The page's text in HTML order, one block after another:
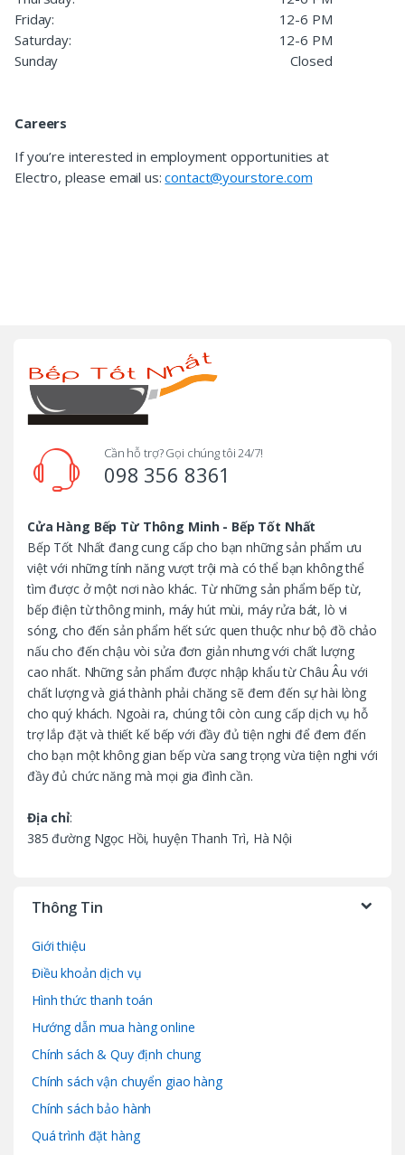
Friday:
12-6 PM
Saturday:
12-6 PM
Sunday
Closed
Careers
If you’re interested in employment opportunities at
Electro, please email us:contact@yourstore.com
Cần hỗ trợ? Gọi chúng tôi 24/7!
098 356 8361
Cửa Hàng Bếp Từ Thông Minh - Bếp Tốt Nhất
Bếp Tốt Nhất đang cung cấp cho bạn những sản phẩm ưu
việt với những tính năng vượt trội mà có thể bạn không thể
tìm được ở một nơi nào khác. Từ những sản phẩm bếp từ,
bếp điện từ thông minh, máy hút mùi, máy rửa bát, lò vi
sóng, cho đến sản phẩm hết sức quen thuộc như bộ đồ chảo
nấu cho đến chậu vòi sửa đơn giản nhưng với chất lượng
cao nhất. Những sản phẩm được nhập khẩu từ Châu Âu với
chất lượng và giá thành phải chăng sẽ đem đến sự hài lòng
cho quý khách. Ngoài ra, chúng tôi còn cung cấp dịch vụ hỗ
trợ lắp đặt và thiết kế bếp với đầy đủ tiện nghi để đem đến
cho bạn một không gian bếp vừa sang trọng vừa tiện nghi với
đầy đủ chức năng mà mọi gia đình cần.
Địa chỉ:
385 đường Ngọc Hồi, huyện Thanh Trì, Hà Nội
Thông Tin
Giới thiệu
Điều khoản dịch vụ
Hình thức thanh toán
Hướng dẫn mua hàng online
Chính sách & Quy định chung
Chính sách vận chuyển giao hàng
Chính sách bảo hành
Quá trình đặt hàng